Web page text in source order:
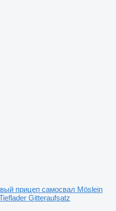
прицеп самосвал Möslein
Gitteraufsatz